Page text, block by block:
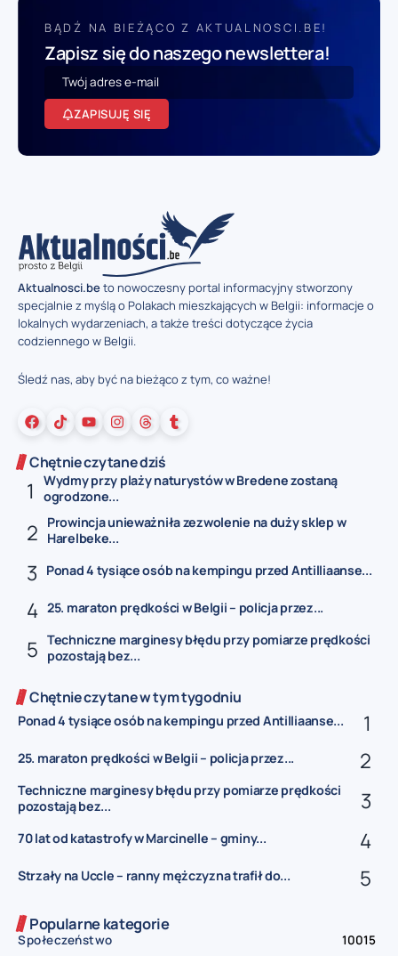
BĄDŹ NA BIEŻĄCO Z AKTUALNOSCI.BE!
Zapisz się do naszego newslettera!
ZAPISUJĘ SIĘ
Aktualnosci.beto nowoczesny portal informacyjny stworzony
specjalnie z myślą o Polakach mieszkających w Belgii: informacje o
lokalnych wydarzeniach, a także treści dotyczące życia
codziennego w Belgii.
Śledź nas, aby być na bieżąco z tym, co ważne!
Chętnie czytane dziś
Wydmy przy plaży naturystów w Bredene zostaną
ogrodzone...
Prowincja unieważniła zezwolenie na duży sklep w
Harelbeke...
Ponad 4 tysiące osób na kempingu przed Antilliaanse...
25. maraton prędkości w Belgii – policja przez...
Techniczne marginesy błędu przy pomiarze prędkości
pozostają bez...
Chętnie czytane w tym tygodniu
Ponad 4 tysiące osób na kempingu przed Antilliaanse...
25. maraton prędkości w Belgii – policja przez...
Techniczne marginesy błędu przy pomiarze prędkości
pozostają bez...
70 lat od katastrofy w Marcinelle – gminy...
Strzały na Uccle – ranny mężczyzna trafił do...
Popularne kategorie
Społeczeństwo
10015